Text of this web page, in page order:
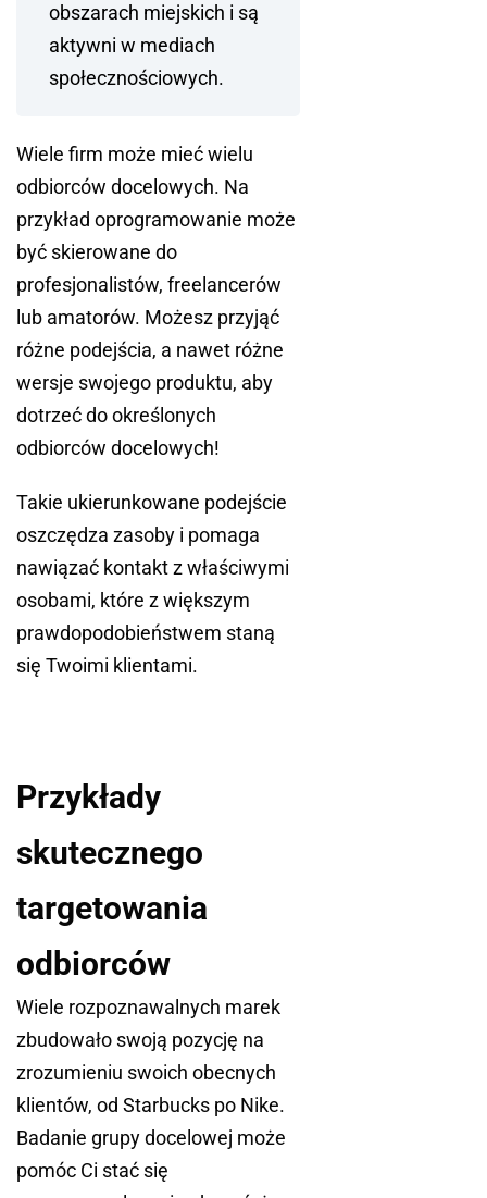
obszarach miejskich i są
aktywni w mediach
społecznościowych.
Wiele firm może mieć wielu
odbiorców docelowych. Na
przykład oprogramowanie może
być skierowane do
profesjonalistów, freelancerów
lub amatorów. Możesz przyjąć
różne podejścia, a nawet różne
wersje swojego produktu, aby
dotrzeć do określonych
odbiorców docelowych!
Takie ukierunkowane podejście
oszczędza zasoby i pomaga
nawiązać kontakt z właściwymi
osobami, które z większym
prawdopodobieństwem staną
się Twoimi klientami.
Przykłady
skutecznego
targetowania
odbiorców
Wiele rozpoznawalnych marek
zbudowało swoją pozycję na
zrozumieniu swoich obecnych
klientów, od Starbucks po Nike.
Badanie grupy docelowej może
pomóc Ci stać się